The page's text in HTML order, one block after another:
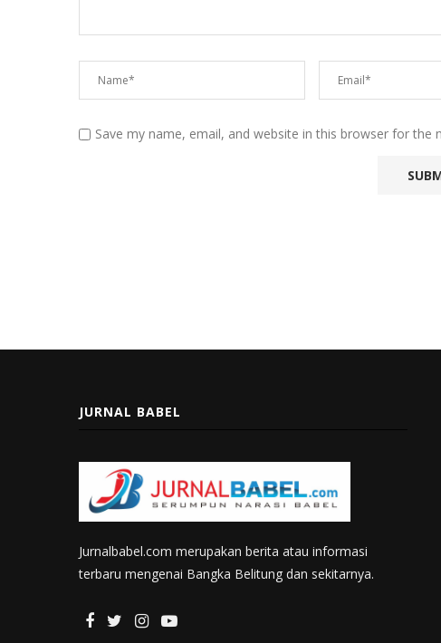
Save my name, email, and website in this browser for the
JURNAL BABEL
Jurnalbabel.com merupakan berita atau informasi
terbaru mengenai Bangka Belitung dan sekitarnya.